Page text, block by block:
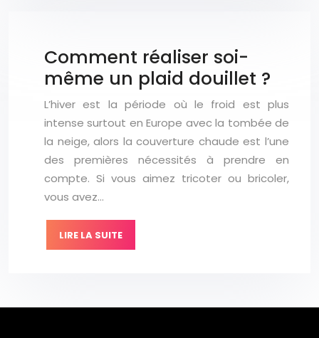
Comment réaliser soi-
même un plaid douillet ?
L’hiver est la période où le froid est plus
intense surtout en Europe avec la tombée de
la neige, alors la couverture chaude est l’une
des premières nécessités à prendre en
compte. Si vous aimez tricoter ou bricoler,
vous avez…
LIRE LA SUITE